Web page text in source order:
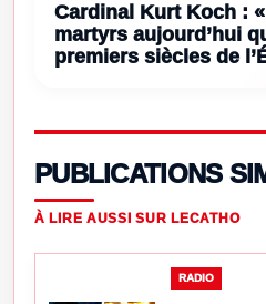
Cardinal Kurt Koch :
martyrs aujourd’hui
premiers siècles de
PUBLICATIONS
À LIRE AUSSI SUR LECATHO
RADIO